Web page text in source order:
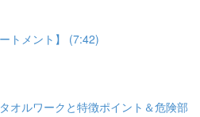
トメント】 (7:42)
オルワークと特徴ポイント＆危険部